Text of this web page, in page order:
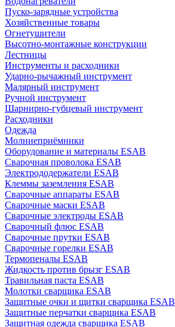
Пуско-зарядные устройства
Хозяйственные товары
Огнетушители
Высотно-монтажные конструкции
Лестницы
Инструменты и расходники
Ударно-рычажный инструмент
Малярный инструмент
Ручной инструмент
Шарнирно-губцевый инструмент
Расходники
Одежда
Молниеприёмники
Оборудование и материалы ESAB
Сварочная проволока ESAB
Электрододержатели ESAB
Клеммы заземления ESAB
Сварочные аппараты ESAB
Сварочные маски ESAB
Сварочные электроды ESAB
Сварочный флюс ESAB
Сварочные прутки ESAB
Сварочные горелки ESAB
Термопеналы ESAB
Жидкость против брызг ESAB
Травильная паста ESAB
Молотки сварщика ESAB
Защитные очки и щитки сварщика ESAB
Защитные перчатки сварщика ESAB
Защитная одежда сварщика ESAB